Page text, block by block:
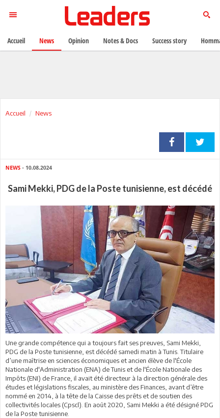
Accueil News
NEWS - 10.08.2024
Sami Mekki, PDG de la Poste tunisienne, est décédé
Une grande compétence qui a toujours fait ses preuves, Sami Mekki,
PDG de la Poste tunisienne, est décédé samedi matin à Tunis. Titulaire
d’une maîtrise en sciences économiques et ancien élève de l'École
Nationale d'Administration (ENA) de Tunis et de l'École Nationale des
Impôts (ENI) de France, il avait été directeur à la direction générale des
études et législations fiscales, au ministère des Finances, avant d’être
nommé en 2014, à la tête de la Caisse des prêts et de soutien des
collectivités locales (Cpscl). En août 2020, Sami Mekki a été désigné PDG
de la Poste tunisienne.
Accueil News Opinion Notes & Docs Success story